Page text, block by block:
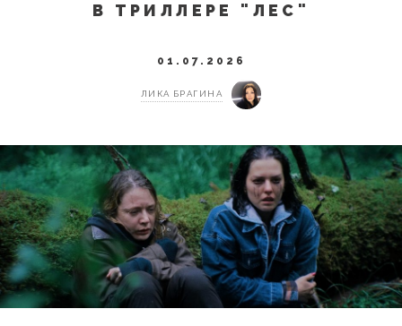
В ТРИЛЛЕРЕ "ЛЕС"
01.07.2026
ЛИКА БРАГИНА